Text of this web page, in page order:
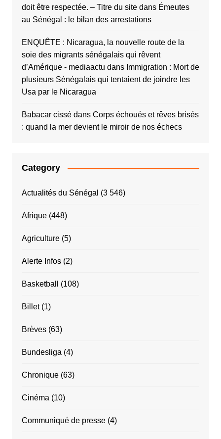
doit être respectée. – Titre du sitedans Émeutes
au Sénégal : le bilan des arrestations
ENQUÊTE : Nicaragua, la nouvelle route de la
soie des migrants sénégalais qui rêvent
d’Amérique - mediaactu dans Immigration : Mort de
plusieurs Sénégalais qui tentaient de joindre les
Usa par le Nicaragua
Babacar cissédans Corps échoués et rêves brisés
: quand la mer devient le miroir de nos échecs
Category
Actualités du Sénégal (3 546)
Afrique(448)
Agriculture(5)
Alerte Infos(2)
Basketball (108)
Billet(1)
Brèves(63)
Bundesliga (4)
Chronique(63)
Cinéma (10)
Communiqué de presse(4)